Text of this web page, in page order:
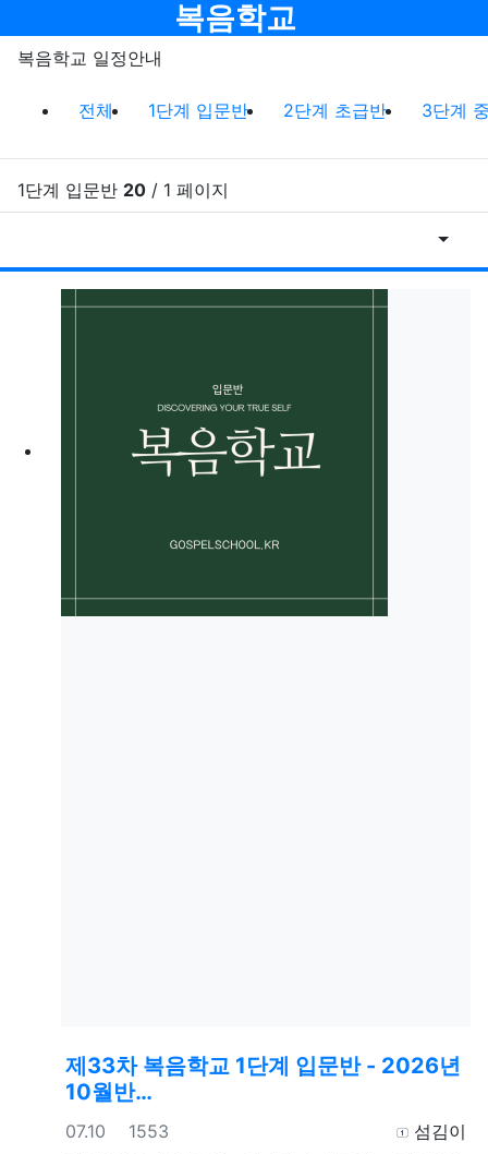
복음학교
복음학교 일정안내
복음학교 일정안내 분류 목록
전체 현재 분류
1단계 입문반 2단계 초급반 3단계
1단계 입문반 20 / 1 페이지
게시
제33차 복음학교 1단계 입문반 - 2026년
10월반…
등록자
섬김이
등록일
07.10 조회
1553